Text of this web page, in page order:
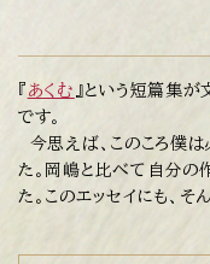
『 あくむ 』という短篇集
です。
今思えば、このころ僕
た。岡嶋と比べて自分の
た。このエッセイにも、